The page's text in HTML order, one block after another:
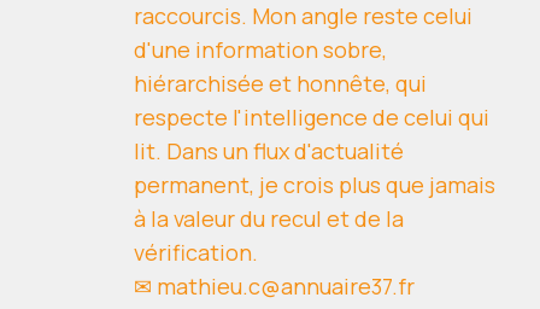
raccourcis. Mon angle reste celui
d'une information sobre,
hiérarchisée et honnête, qui
respecte l'intelligence de celui qui
lit. Dans un flux d'actualité
permanent, je crois plus que jamais
à la valeur du recul et de la
vérification.
✉ mathieu.c@annuaire37.fr